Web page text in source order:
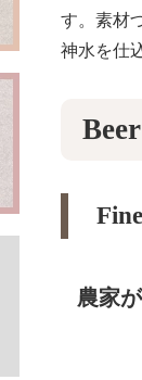
す。素材
神水を仕
Beer
農家